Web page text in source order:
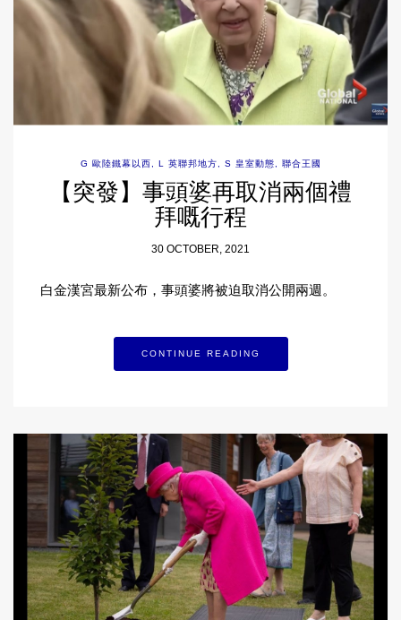
G 歐陸鐵幕以西 , L 英聯邦地方, S 皇室動態, 聯合王國
【突發】事頭婆再取消兩個禮
拜嘅行程
30 OCTOBER, 2021
白金漢宮最新公布，事頭婆將被迫取消公開兩週。
CONTINUE READING